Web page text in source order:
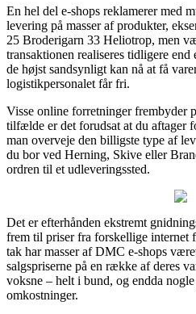
En hel del e-shops reklamerer med
levering på masser af produkter,
25 Broderigarn 33 Heliotrop, men
transaktionen realiseres tidligere
de højst sandsynligt kan nå at få
logistikpersonalet får fri.
Visse online forretninger frembyder
tilfælde er det forudsat at du aftager
man overveje den billigste type af
du bor ved Herning, Skive eller
ordren til et udleveringssted.
Det er efterhånden ekstremt
frem til priser fra forskellige internet
tak har masser af DMC e-shops
salgspriserne på en række af deres
voksne – helt i bund, og endda
omkostninger.